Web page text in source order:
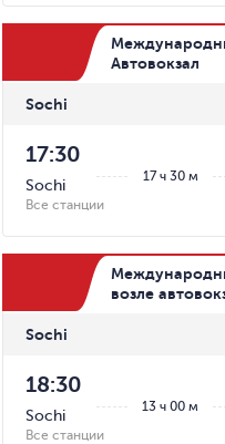
Автовокзал
Sochi
17 ч 30 м
17:30
Sochi
Все станции
возле
Sochi
13 ч 00 м
18:30
Sochi
Все станции